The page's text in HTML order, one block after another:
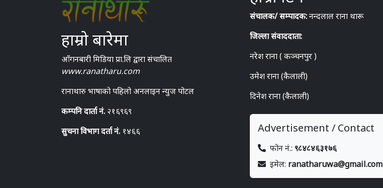
हाम्रो बारेमा
आँगनबारी मिडिया प्रा.लि द्वारा संचालित
www.ranatharu.com
रानाथारु भाषाको पहिलो अनलाइन न्युज पोटल
कम्पनि दार्ता नं. २१६९६९
सुचना विभाग दर्ता नं. १४६६
संचालक/ सम्पादक:नन्दलाल राना थारू
जिल्ला संवाददाता:
नरेश राना ( कञ्चनपुर )
उमेश राना (कैलाली)
दिनेश राना (कैलाली)
Advertisement / Contact
फोन नं.: ९८४८४६३१७६
इमेल: ranatharuwa@gmail.com